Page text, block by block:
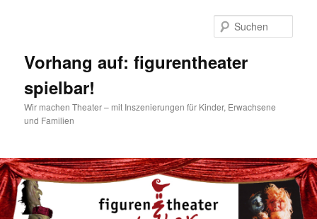
Vorhang auf: figurentheater
spielbar!
Wir machen Theater – mit Inszenierungen für Kinder, Erwachsene
und Familien